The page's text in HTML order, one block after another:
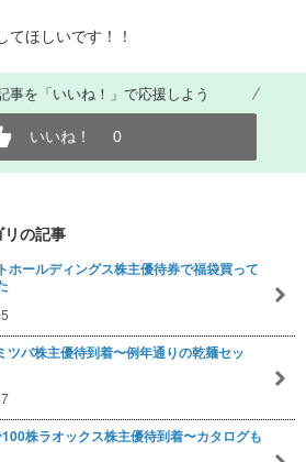
てほしいです！！
事を「いいね！」で応援しよう
いいね！ 0
の記事
ホールディングス株主優待券で福袋買って
ツバ株主優待到着〜例年通りの乾麺セッ
株ラオックス株主優待到着〜カタログも